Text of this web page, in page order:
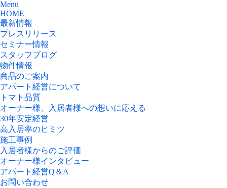
Menu
HOME
最新情報
プレスリリース
セミナー情報
スタッフブログ
物件情報
商品のご案内
アパート経営について
トマト品質
オーナー様、入居者様への想いに応える
30年安定経営
高入居率のヒミツ
施工事例
入居者様からのご評価
オーナー様インタビュー
アパート経営Q＆A
お問い合わせ